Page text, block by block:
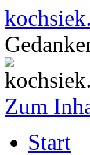
Zum
Start